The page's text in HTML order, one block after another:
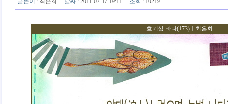
글쓴이 : 최은희 날짜: 2011-07-17 19:11 조회 : 10219
호기심 바다(173)ㅣ최은희